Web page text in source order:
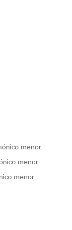
menor
menor
menor